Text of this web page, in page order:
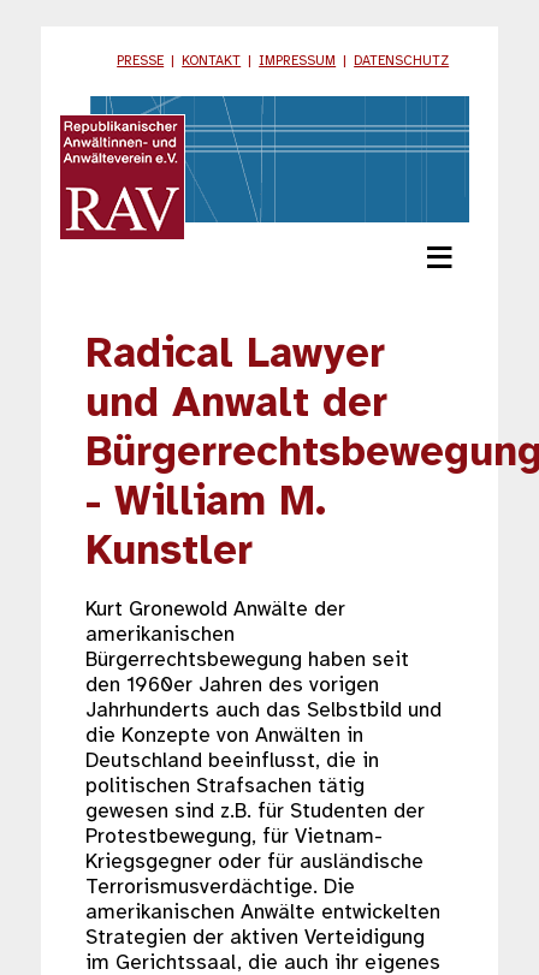
PRESSE KONTAKT |IMPRESSUM DATENSCHUTZ
≡
Radical Lawyer
und Anwalt der
- William M.
Kunstler
Kurt Gronewold Anwälte der
amerikanischen
Bürgerrechtsbewegung haben seit
den 1960er Jahren des vorigen
Jahrhunderts auch das Selbstbild und
die Konzepte von Anwälten in
Deutschland beeinflusst, die in
politischen Strafsachen tätig
gewesen sind z.B. für Studenten der
Protestbewegung, für Vietnam-
Kriegsgegner oder für ausländische
Terrorismusverdächtige. Die
amerikanischen Anwälte entwickelten
Strategien der aktiven Verteidigung
im Gerichtssaal, die auch ihr eigenes